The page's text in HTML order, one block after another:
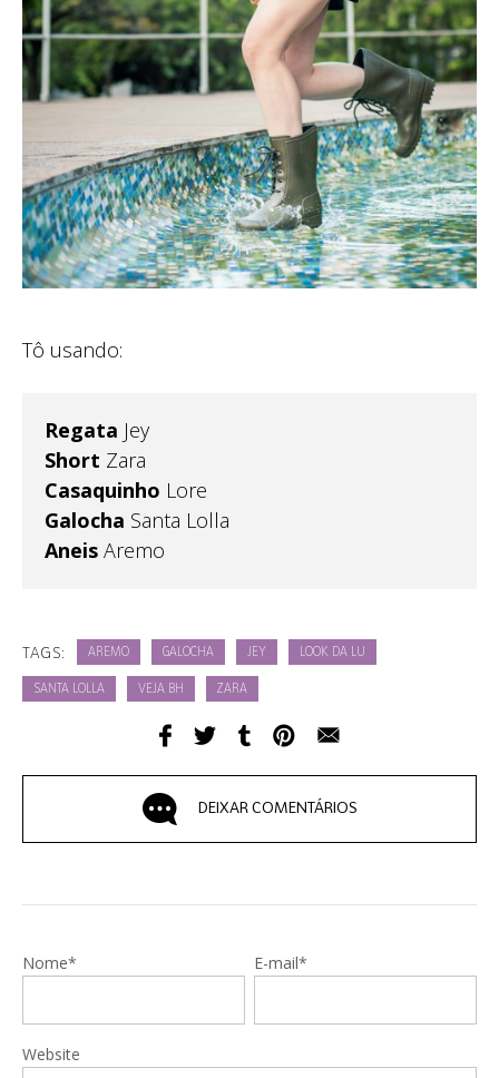
Tô usando:
Regata Jey
Short Zara
Casaquinho Lore
Galocha Santa Lolla
Aneis Aremo
TAGS: AREMO GALOCHA JEY LOOK DA LU
SANTA LOLLA VEJA BH ZARA
DEIXAR COMENTÁRIOS
Nome* E-mail*
Website